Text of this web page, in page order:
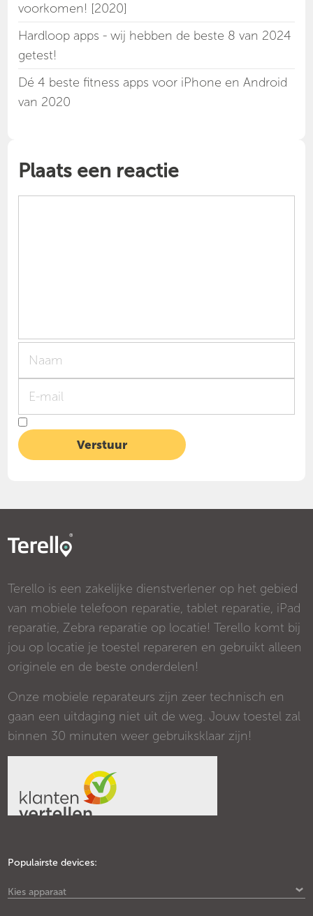
voorkomen! [2020]
Hardloop apps - wij hebben de beste 8 van 2024
getest!
Dé 4 beste fitness apps voor iPhone en Android
van 2020
Plaats een reactie
Terello is een zakelijke dienstverlener op het gebied
van mobiele telefoon reparatie, tablet reparatie, iPad
reparatie, Zebra reparatie op locatie! Terello komt bij
jou op locatie je toestel repareren en gebruikt alleen
originele en de beste onderdelen!
Onze mobiele reparateurs zijn zeer technisch en
gaan een uitdaging niet uit de weg. Jouw toestel zal
binnen 30 minuten weer gebruiksklaar zijn!
Populairste devices:
Kies apparaat